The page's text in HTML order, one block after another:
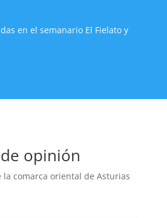
en el semanario El Fielato y
opinión
la comarca oriental de Asturias